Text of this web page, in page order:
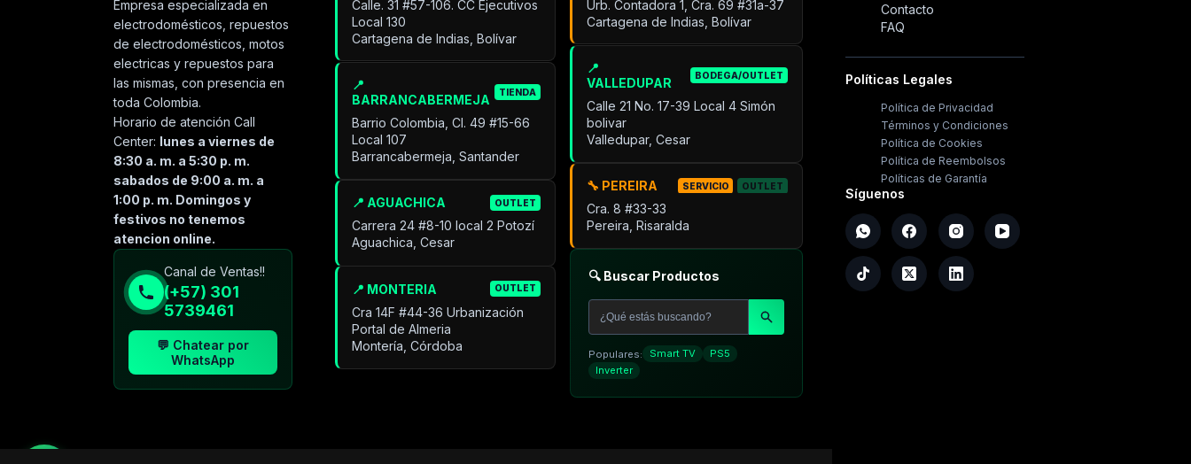
Empresa especializada en
electrodomésticos, repuestos
de electrodomésticos, motos
electricas y repuestos para
las mismas, con presencia en
toda Colombia.
Horario de atención Call
Center: lunes a viernes de
8:30 a. m. a 5:30 p. m.
sabados de 9:00 a. m. a
1:00 p. m. Domingos y
festivos no tenemos
atencion online.
Canal de Ventas!!
(+57) 301
5739461
💬 Chatear por
WhatsApp
Calle. 31 #57-106. CC Ejecutivos
Local 130
Cartagena de Indias, Bolívar
📍
BARRANCABERMEJA
TIENDA
Barrio Colombia, Cl. 49 #15-66
Local 107
Barrancabermeja, Santander
📍 AGUACHICA OUTLET
Carrera 24 #8-10 local 2 Potozí
Aguachica, Cesar
📍 MONTERIA OUTLET
Cra 14F #44-36 Urbanización
Portal de Almeria
Montería, Córdoba
Urb. Contadora 1, Cra. 69 #31a-37
Cartagena de Indias, Bolívar
📍
VALLEDUPAR
BODEGA/OUTLET
Calle 21 No. 17-39 Local 4 Simón
bolivar
Valledupar, Cesar
🔧 PEREIRA SERVICIO OUTLET
Cra. 8 #33-33
Pereira, Risaralda
🔍 Buscar Productos
Populares: Smart TV
PS5
Inverter
Contacto
FAQ
Políticas Legales
Política de Privacidad
Términos y Condiciones
Política de Cookies
Política de Reembolsos
Políticas de Garantía
Síguenos
sistémica